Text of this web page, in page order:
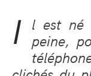
I l est né
peine,
télé